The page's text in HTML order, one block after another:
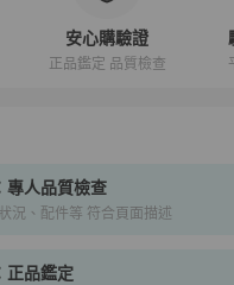
安心購驗證
正品鑑定 品質檢查
驗證、安心購檢驗流程介
專人品質檢查
況、配件等 符合頁面描述
正品鑑定